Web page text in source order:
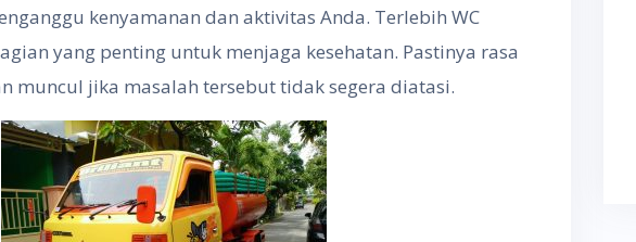
kenyamanan dan aktivitas Anda. Terlebih WC
yang penting untuk menjaga kesehatan. Pastinya rasa
muncul jika masalah tersebut tidak segera diatasi.